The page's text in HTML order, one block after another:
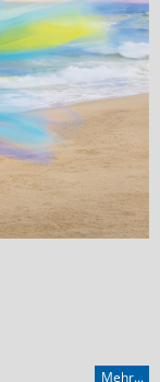
Mehr...